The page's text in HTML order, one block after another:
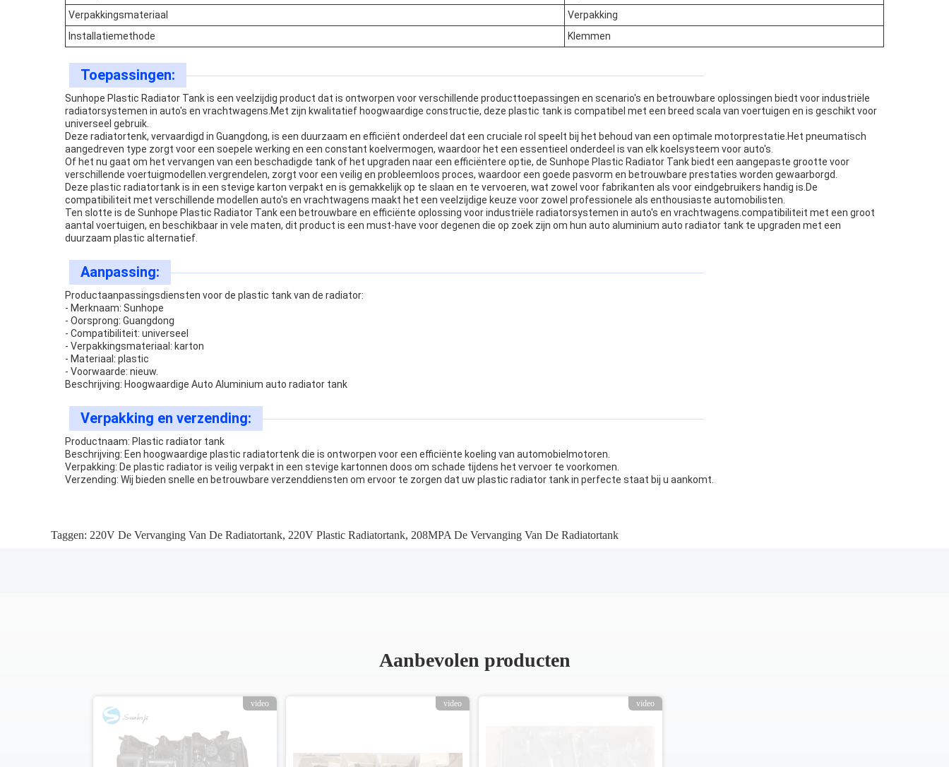
Verpakkingsmateriaal
Verpakking
Installatiemethode
Klemmen
Toepassingen:
Sunhope Plastic Radiator Tank is een veelzijdig product dat is ontworpen voor verschillende producttoepassingen en scenario's en betrouwbare oplossingen biedt voor industriële
radiatorsystemen in auto's en vrachtwagens.Met zijn kwalitatief hoogwaardige constructie, deze plastic tank is compatibel met een breed scala van voertuigen en is geschikt voor
universeel gebruik.
Deze radiatortenk, vervaardigd in Guangdong, is een duurzaam en efficiënt onderdeel dat een cruciale rol speelt bij het behoud van een optimale motorprestatie.Het pneumatisch
aangedreven type zorgt voor een soepele werking en een constant koelvermogen, waardoor het een essentieel onderdeel is van elk koelsysteem voor auto's.
Of het nu gaat om het vervangen van een beschadigde tank of het upgraden naar een efficiëntere optie, de Sunhope Plastic Radiator Tank biedt een aangepaste grootte voor
verschillende voertuigmodellen.vergrendelen, zorgt voor een veilig en probleemloos proces, waardoor een goede pasvorm en betrouwbare prestaties worden gewaarborgd.
Deze plastic radiatortank is in een stevige karton verpakt en is gemakkelijk op te slaan en te vervoeren, wat zowel voor fabrikanten als voor eindgebruikers handig is.De
compatibiliteit met verschillende modellen auto's en vrachtwagens maakt het een veelzijdige keuze voor zowel professionele als enthousiaste automobilisten.
Ten slotte is de Sunhope Plastic Radiator Tank een betrouwbare en efficiënte oplossing voor industriële radiatorsystemen in auto's en vrachtwagens.compatibiliteit met een groot
aantal voertuigen, en beschikbaar in vele maten, dit product is een must-have voor degenen die op zoek zijn om hun auto aluminium auto radiator tank te upgraden met een
duurzaam plastic alternatief.
Aanpassing:
Productaanpassingsdiensten voor de plastic tank van de radiator:
- Merknaam: Sunhope
- Oorsprong: Guangdong
- Compatibiliteit: universeel
- Verpakkingsmateriaal: karton
- Materiaal: plastic
- Voorwaarde: nieuw.
Beschrijving: Hoogwaardige Auto Aluminium auto radiator tank
Verpakking en verzending:
Productnaam: Plastic radiator tank
Beschrijving: Een hoogwaardige plastic radiatortenk die is ontworpen voor een efficiënte koeling van automobielmotoren.
Verpakking: De plastic radiator is veilig verpakt in een stevige kartonnen doos om schade tijdens het vervoer te voorkomen.
Verzending: Wij bieden snelle en betrouwbare verzenddiensten om ervoor te zorgen dat uw plastic radiator tank in perfecte staat bij u aankomt.
Taggen: 220V De Vervanging Van De Radiatortank, 220V Plastic Radiatortank, 208MPA De Vervanging Van De Radiatortank
Aanbevolen producten
video video video